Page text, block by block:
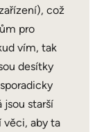
což
pro
vím, tak
desítky
jsou starší
věci, aby ta